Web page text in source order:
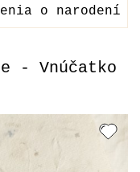
o narodení
- Vnúčatko